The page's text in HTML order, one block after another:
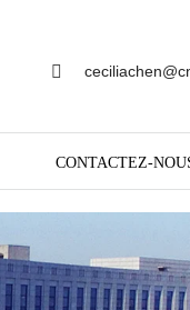
CONTACTEZ-